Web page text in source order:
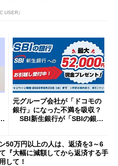
USER）
元グループ会社が「ドコモの
銀行」になった不満を吸収？
SBI新生銀行が「SBIの銀
開催
50万円以上の人は、返済を3～6
『大幅に減額してから返済する手
して！